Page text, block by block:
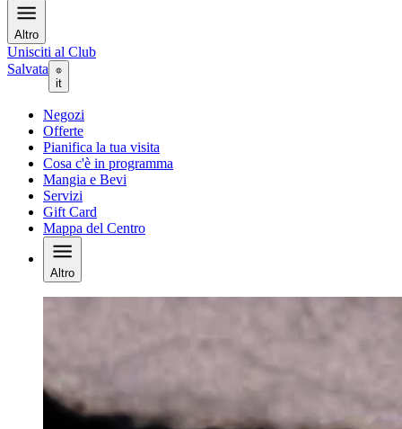
Altro
Unisciti al Club
Salvata
it
Negozi
Offerte
Pianifica la tua visita
Cosa c'è in programma
Mangia e Bevi
Servizi
Gift Card
Mappa del Centro
Altro